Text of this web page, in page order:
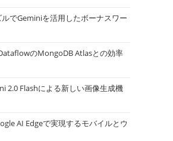
でGeminiを活用したボーナスワー
のMongoDB Atlasとの効率
2.0 Flashによる新しい画像生成機
AI Edgeで実現するモバイルとウ